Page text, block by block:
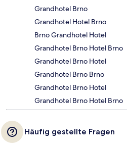
Grandhotel Brno
Grandhotel Hotel Brno
Brno Grandhotel Hotel
Grandhotel Brno Hotel Brno
Grandhotel Brno Hotel
Grandhotel Brno Brno
Grandhotel Brno Hotel
Grandhotel Brno Hotel Brno
Häufig gestellte Fragen